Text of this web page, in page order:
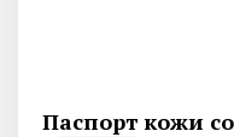
Паспорт кожи